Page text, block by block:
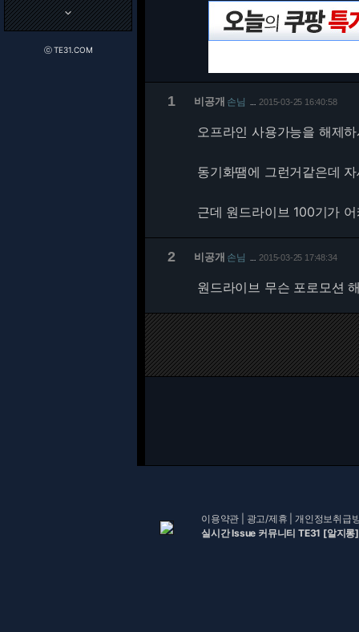
keyboard_arrow_down
ⓒ TE31.COM
1 비공개 손님 2015-03-25 16:40:58
오프라인 사용가능을 해제
동기화땜에 그런거같은데
근데 원드라이브 100기가
2 비공개 손님 2015-03-25 17:48:34
원드라이브 무슨 포로모션
이용약관 광고/제휴 |개인정보취급
실시간 Issue 커뮤니티 TE31 [알지